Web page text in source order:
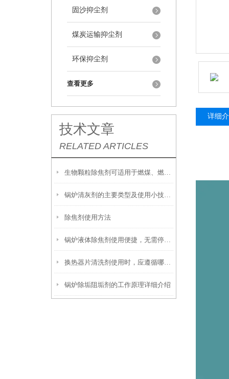
固沙抑尘剂
煤炭运输抑尘剂
环保抑尘剂
查看更多
技术文章
RELATED ARTICLES
生物颗粒除焦剂可适用于燃煤、燃油及生物质混燃锅炉的定期除焦
锅炉清灰剂的主要类型及使用小技巧分享
除焦剂使用方法
锅炉液体除焦剂使用便捷，无需停炉即可在线投加
换热器片清洗剂使用时，应遵循哪些步骤？
锅炉除垢阻垢剂的工作原理详细介绍
详细